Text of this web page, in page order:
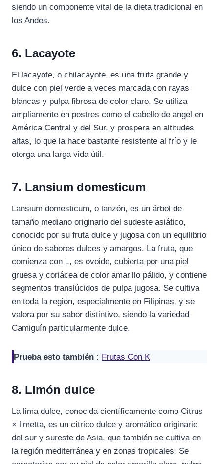
siendo un componente vital de la dieta tradicional en
los Andes.
6. Lacayote
El lacayote, o chilacayote, es una fruta grande y
dulce con piel verde a veces marcada con rayas
blancas y pulpa fibrosa de color claro. Se utiliza
ampliamente en postres como el cabello de ángel en
América Central y del Sur, y prospera en altitudes
altas, lo que la hace bastante resistente al frío y le
otorga una larga vida útil.
7. Lansium domesticum
Lansium domesticum, o lanzón, es un árbol de
tamaño mediano originario del sudeste asiático,
conocido por su fruta dulce y jugosa con un equilibrio
único de sabores dulces y amargos. La fruta, que
comienza con L, es ovoide, cubierta por una piel
gruesa y coriácea de color amarillo pálido, y contiene
segmentos translúcidos de pulpa jugosa. Se cultiva
en toda la región, especialmente en Filipinas, y se
valora por su sabor distintivo, siendo la variedad
Camiguín particularmente dulce.
Prueba esto también : Frutas Con K
8. Limón dulce
La lima dulce, conocida científicamente como Citrus
× limetta, es un cítrico dulce y aromático originario
del sur y sureste de Asia, que también se cultiva en
la región mediterránea y en zonas tropicales. Se